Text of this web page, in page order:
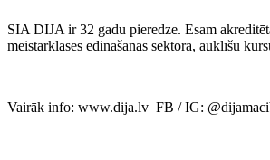
SIA DIJA ir 32 gadu pieredze. Esam
meistarklases ēdināšanas sektorā, auklīšu
Vairāk info: www.dija.lv FB / IG: